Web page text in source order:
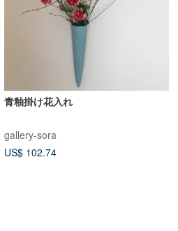
青釉掛け花入れ
gallery-sora
US$ 102.74